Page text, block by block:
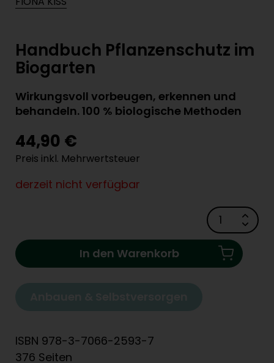
Handbuch Pflanzenschutz im
Biogarten
Wirkungsvoll vorbeugen, erkennen und
behandeln. 100 % biologische Methoden
44,90 €
Preis inkl. Mehrwertsteuer
derzeit nicht verfügbar
In den Warenkorb
ISBN 978-3-7066-2593-7
376 Seiten